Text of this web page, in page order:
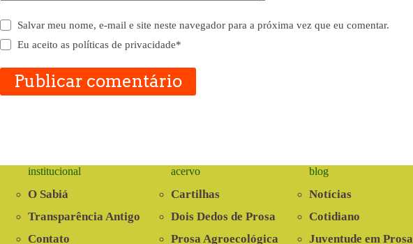
Salvar meu nome, e-mail e site neste navegador para a próxima vez que eu comentar.
Eu aceito aspolíticas de privacidade*
Publicar comentário
institucional
O Sabiá
Transparência Antigo
Contato
acervo
Cartilhas
Dois Dedos de Prosa
Prosa Agroecológica
blog
Notícias
Cotidiano
Juventude em Prosa